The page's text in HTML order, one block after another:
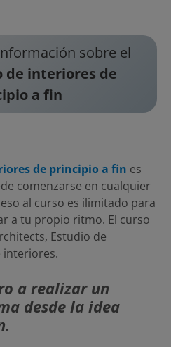
sobre el
de interiores de
a fin
de principio a fin es
comenzarse en cualquier
al curso es ilimitado para
a tu propio ritmo. El curso
Estudio de
interiores.
a realizar un
desde la idea